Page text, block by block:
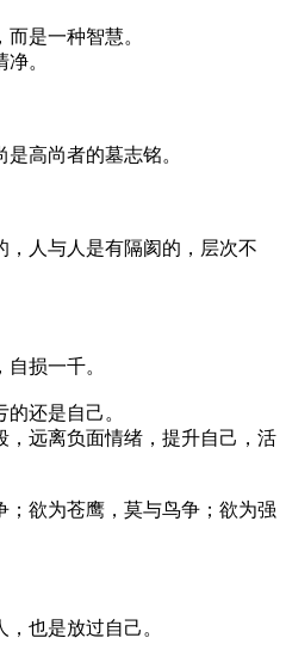
是一种智慧。
。
高尚者的墓志铭。
人与人是有隔阂的，层次不
损一千。
还是自己。
，远离负面情绪，提升自己，活
欲为苍鹰，莫与鸟争；欲为强
也是放过自己。